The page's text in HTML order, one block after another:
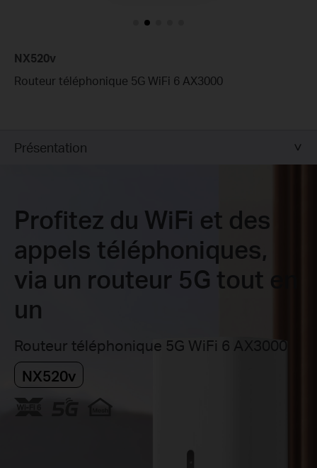
NX520v
Routeur téléphonique 5G WiFi 6 AX3000
Présentation
Profitez du WiFi et des
appels téléphoniques,
via un routeur 5G tout en
un
Routeur téléphonique 5G WiFi 6 AX3000
NX520v